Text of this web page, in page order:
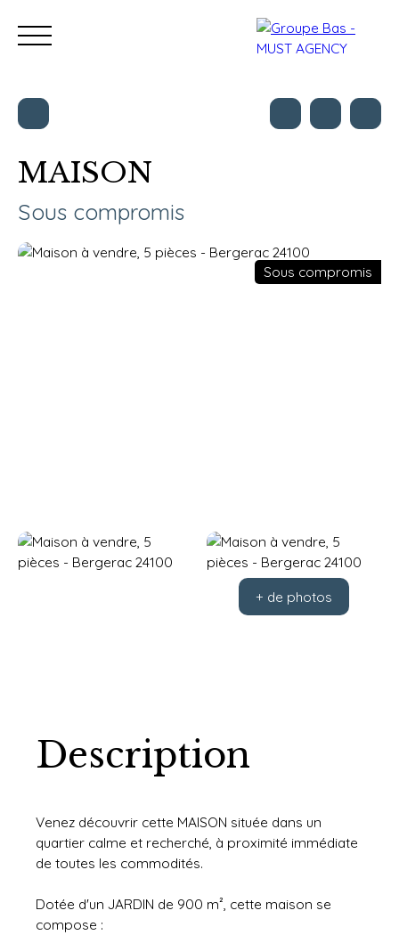
Nos bureaux Acheter
MAISON
Sous compromis
Sous compromis
+ de photos
Description
Venez découvrir cette MAISON située dans un
quartier calme et recherché, à proximité immédiate
de toutes les commodités.
Dotée d'un JARDIN de 900 m², cette maison se
compose :